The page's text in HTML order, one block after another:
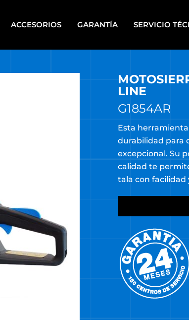
BANCO
JARDÍN
HERRAMIENTAS DE PIE
HERRAMIENTAS ELÉCTRICAS
HERRAMIENTAS DE MECÁNICA
HERRAMIENTAS NEUMÁTICAS
HIDROLAVADORAS
HIDROLAVADORAS COMET
ACCESORIOS GARANTÍA SERVICIO
LINE
G1854AR
Esta
durabilidad para
excepcional. Su
calidad te
tala con facilidad